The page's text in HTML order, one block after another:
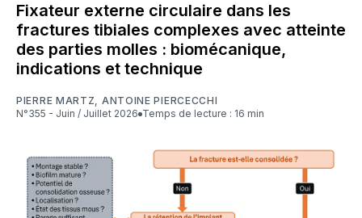
Fixateur externe circulaire dans les
fractures tibiales complexes avec atteinte
des parties molles : biomécanique,
indications et technique
PIERRE MARTZ, ANTOINE PIERCECCHI
N°355 - Juin / Juillet 2026
Temps de lecture : 16 min